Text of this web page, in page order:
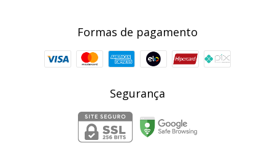
Formas de pagamento
Segurança